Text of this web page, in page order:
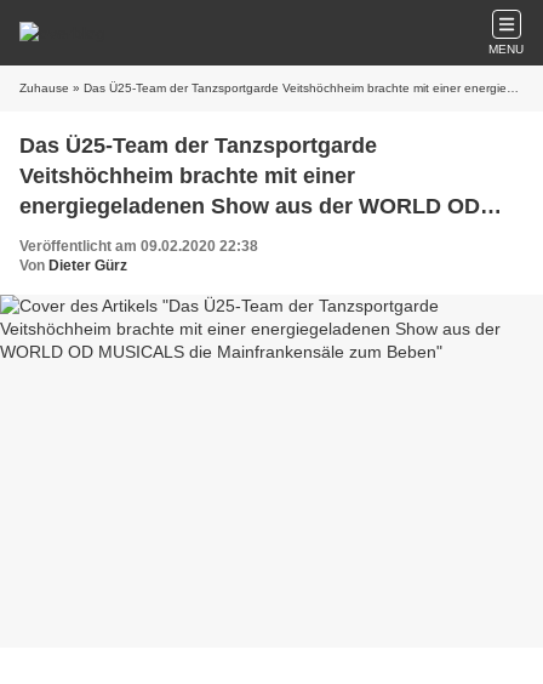
MENU
Zuhause » Das Ü25-Team der Tanzsportgarde Veitshöchheim brachte mit einer energiegeladenen Show aus der WORLD OD MUSICALS die Mainfrankensäle zum Beben
Das Ü25-Team der Tanzsportgarde
Veitshöchheim brachte mit einer
energiegeladenen Show aus der WORLD OD
MUSICALS die Mainfrankensäle zum Beben
Veröffentlicht am 09.02.2020 22:38
Von Dieter Gürz